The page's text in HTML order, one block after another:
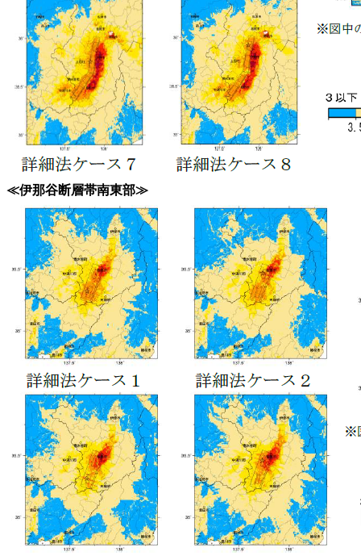
≪伊那谷断層帯南東部≫